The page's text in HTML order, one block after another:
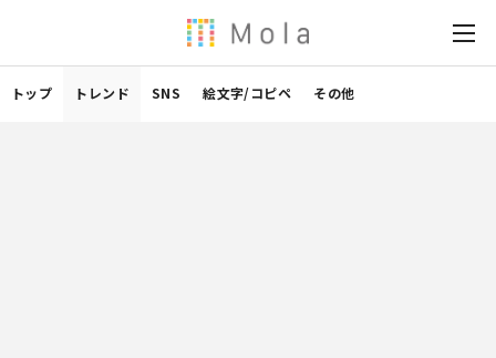
トップ トレンド SNS 絵文字/コピペ その他